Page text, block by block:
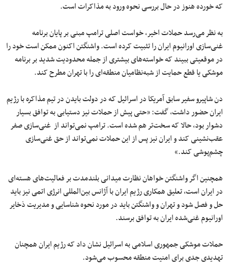
که خورده هنوز در حال بررسی نحوه ورود به مذاکرات است.
به‌ نظر می‌رسد حملات اخیر، خواست اصلی ترامپ مبنی بر پایان برنامه
غنی‌سازی اورانیوم ایران را تثبیت کرده است. واشنگتن اکنون ممکن است خود را
در موقعیتی ببیند که خواسته‌های بیشتری از جمله محدودیت شدید بر برنامه
موشکی یا قطع حمایت از شبه‌نظامیان منطقه‌ای را با تهران مطرح کند.
دن شاپیرو سفیر سابق آمریکا در اسرائیل که در دولت بایدن در تیم مذاکره با رژیم
ایران حضور داشت، گفت: «حتی پیش از حملات نیز دستیابی به توافق بسیار
دشوار بود، حالا که سخت‌تر هم شده است. ترامپ نمی‌تواند از غنی‌سازی صفر
عقب‌نشینی کند و ایران نیز پس از این حملات نمی‌تواند از حق غنی‌سازی
چشم‌پوشی کند.»
همچنین اگر واشنگتن خواهان نظارت میدانی بلندمدت بر فعالیت‌های هسته‌ای
در ایران است، تعلیق همکاری رژیم ایران با آژانس بین‌المللی انرژی اتمی نیز باید
حل‌ و فصل شود و تهران و واشنگتن باید در مورد نحوه شناسایی و مدیریت ذخایر
اورانیوم غنی‌شده ایران به توافق برسند.
حملات موشکی جمهوری اسلامی به اسرائیل نشان داد که رژیم ایران همچنان
تهدیدی جدی برای امنیت منطقه‌ محسوب می‌شود.